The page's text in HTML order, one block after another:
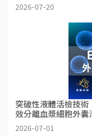
2026-07-20
突破性液體活檢技
效分離血漿細胞外囊
2026-07-01